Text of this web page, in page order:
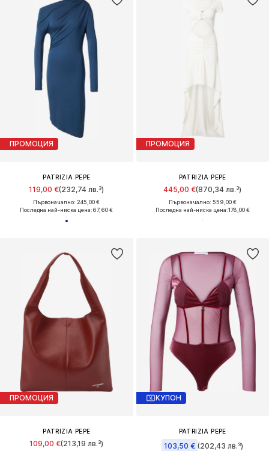
ПРОМОЦИЯ
PATRIZIA PEPE
119,00 €(232,74 лв.³)
Първоначално: 245,00 €
Последна най-ниска цена:67,60 €
ПРОМОЦИЯ
PATRIZIA PEPE
445,00 €(870,34 лв.³)
Първоначално: 559,00 €
Последна най-ниска цена:178,00 €
ПРОМОЦИЯ
PATRIZIA PEPE
109,00 €(213,19 лв.³)
КУПОН
PATRIZIA PEPE
103,50 € (202,43 лв.³)